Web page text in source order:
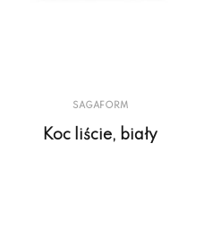
SAGAFORM
Koc liście, biały